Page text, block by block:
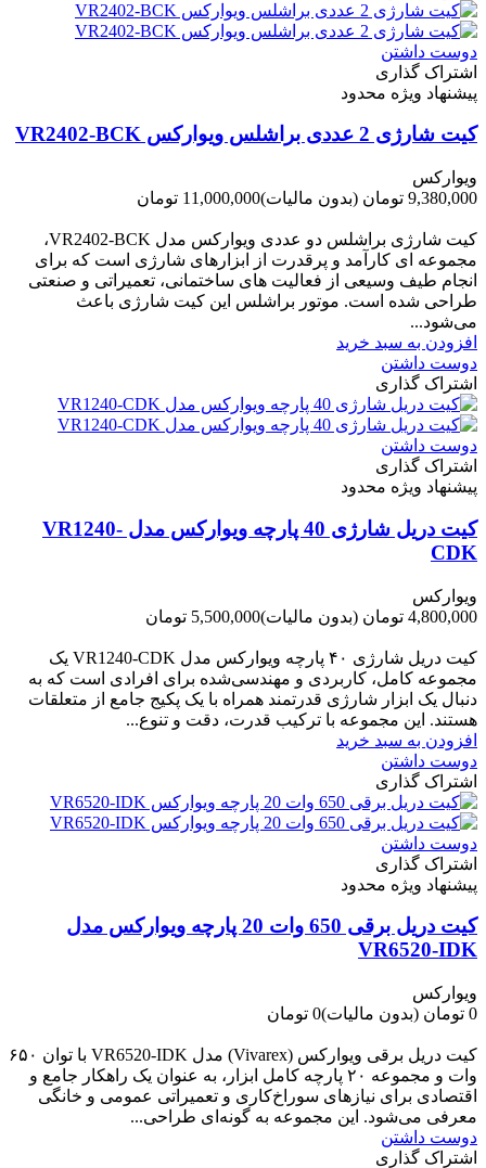
دوست داشتن
اشتراک گذاری
پیشنهاد ویژه محدود
کیت شارژی 2 عددی براشلس ویوارکس VR2402-BCK
ویوارکس
9,380,000 تومان
(بدون مالیات)11,000,000 تومان
کیت شارژی براشلس دو عددی ویوارکس مدل VR2402-BCK،
مجموعه ای کارآمد و پرقدرت از ابزارهای شارژی است که برای
انجام طیف وسیعی از فعالیت های ساختمانی، تعمیراتی و صنعتی
طراحی شده است. موتور براشلس این کیت شارژی باعث
می‌شود...
افزودن به سبد خرید
دوست داشتن
اشتراک گذاری
دوست داشتن
اشتراک گذاری
پیشنهاد ویژه محدود
کیت دریل شارژی 40 پارچه ویوارکس مدل VR1240-
CDK
ویوارکس
4,800,000 تومان
(بدون مالیات)5,500,000 تومان
کیت دریل شارژی ۴۰ پارچه ویوارکس مدل VR1240‑CDK یک
مجموعه کامل، کاربردی و مهندسی‌شده برای افرادی است که به
دنبال یک ابزار شارژی قدرتمند همراه با یک پکیج جامع از متعلقات
هستند. این مجموعه با ترکیب قدرت، دقت و تنوع...
افزودن به سبد خرید
دوست داشتن
اشتراک گذاری
دوست داشتن
اشتراک گذاری
پیشنهاد ویژه محدود
کیت دریل برقی 650 وات 20 پارچه ویوارکس مدل
VR6520-IDK
ویوارکس
0 تومان
(بدون مالیات)0 تومان
کیت دریل برقی ویوارکس (Vivarex) مدل VR6520-IDK با توان ۶۵۰
وات و مجموعه ۲۰ پارچه کامل ابزار، به عنوان یک راهکار جامع و
اقتصادی برای نیازهای سوراخ‌کاری و تعمیراتی عمومی و خانگی
معرفی می‌شود. این مجموعه به گونه‌ای طراحی...
دوست داشتن
اشتراک گذاری